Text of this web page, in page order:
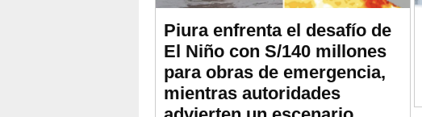
Piura enfrenta el desafío de
El Niño con S/140 millones
para obras de emergencia,
mientras autoridades